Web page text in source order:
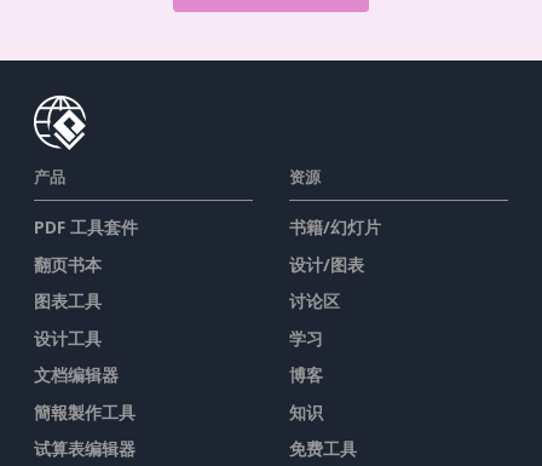
产品
PDF 工具套件
翻页书本
图表工具
设计工具
文档编辑器
簡報製作工具
试算表编辑器
资源
书籍/幻灯片
设计/图表
讨论区
学习
博客
知识
免费工具